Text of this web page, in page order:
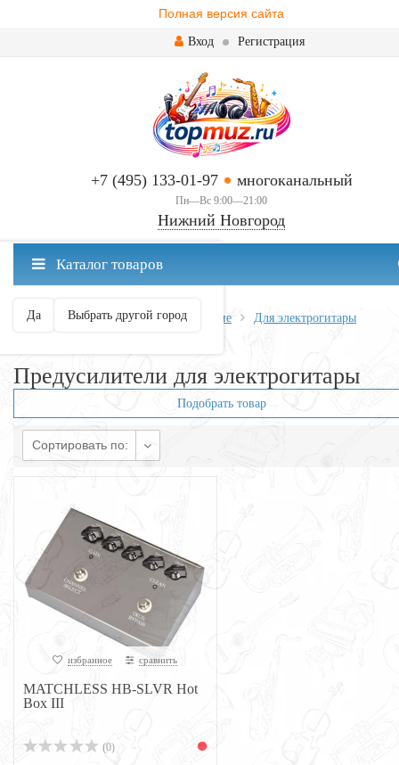
Полная версия сайта
Вход Регистрация
+7 (495) 133-01-97 многоканальный
Пн—Вс 9:00—21:00
Нижний Новгород
Нижний Новгород ваш город?
Да Выбрать другой город
Каталог товаров
Главная Всё для гитары Усиление
Для электрогитары
Предусилители для электрогитары
Подобрать товар
Сортировать по:
избранное сравнить
MATCHLESS HB-SLVR Hot
Box III
(0)